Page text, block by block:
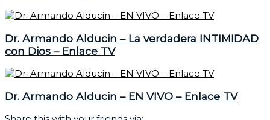
Dr. Armando Alducin – La verdadera INTIMIDAD
con Dios – Enlace TV
Dr. Armando Alducin – EN VIVO – Enlace TV